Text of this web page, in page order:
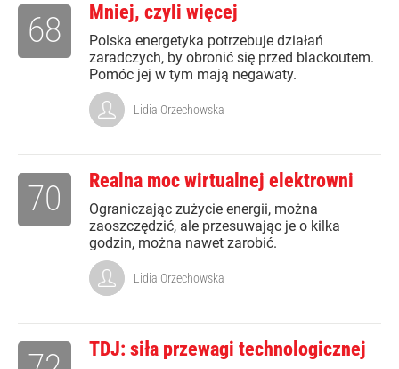
Mniej, czyli więcej
Polska energetyka potrzebuje działań
zaradczych, by obronić się przed blackoutem.
Pomóc jej w tym mają negawaty.
68
Lidia Orzechowska
Realna moc wirtualnej elektrowni
Ograniczając zużycie energii, można
zaoszczędzić, ale przesuwając je o kilka
godzin, można nawet zarobić.
70
Lidia Orzechowska
TDJ: siła przewagi technologicznej